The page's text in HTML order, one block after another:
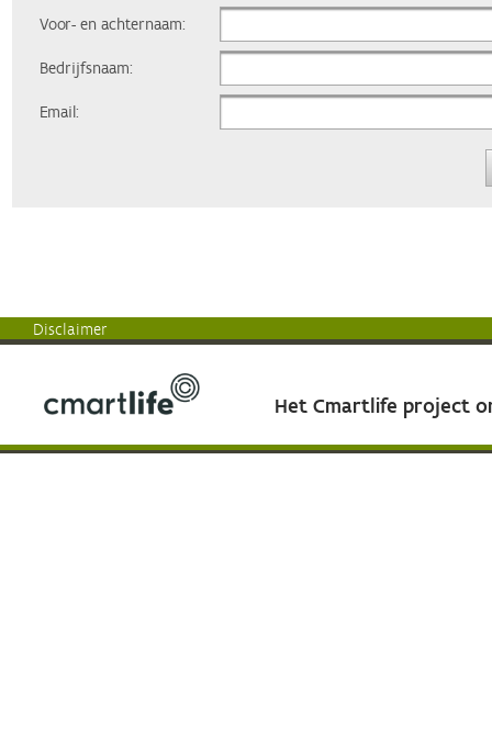
Voor- en achternaam:
Bedrijfsnaam:
Email:
Disclaimer
Het Cmartlife project